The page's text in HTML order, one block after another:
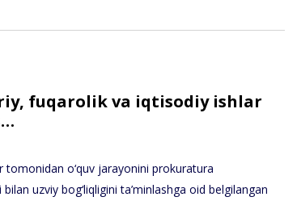
fuqarolik va iqtisodiy ishlar
o‘quv jarayonini prokuratura
uzviy bog‘liqligini ta’minlashga oid belgilangan